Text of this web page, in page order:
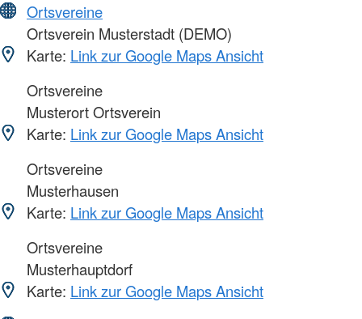
Ortsvereine
Ortsverein Musterstadt (DEMO)
Karte: Link zur Google Maps Ansicht
Ortsvereine
Musterort Ortsverein
Karte: Link zur Google Maps Ansicht
Ortsvereine
Musterhausen
Karte: Link zur Google Maps Ansicht
Ortsvereine
Musterhauptdorf
Karte: Link zur Google Maps Ansicht